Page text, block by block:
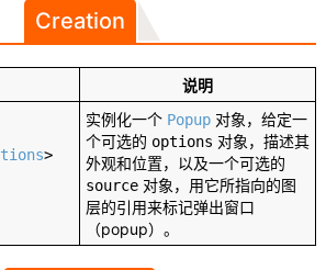
Creation
说明
>
实例化一个 Popup对象，给定一
个可选的 options 对象，描述其
外观和位置，以及一个可选的
source对象，用它所指向的图
层的引用来标记弹出窗口
（popup）。